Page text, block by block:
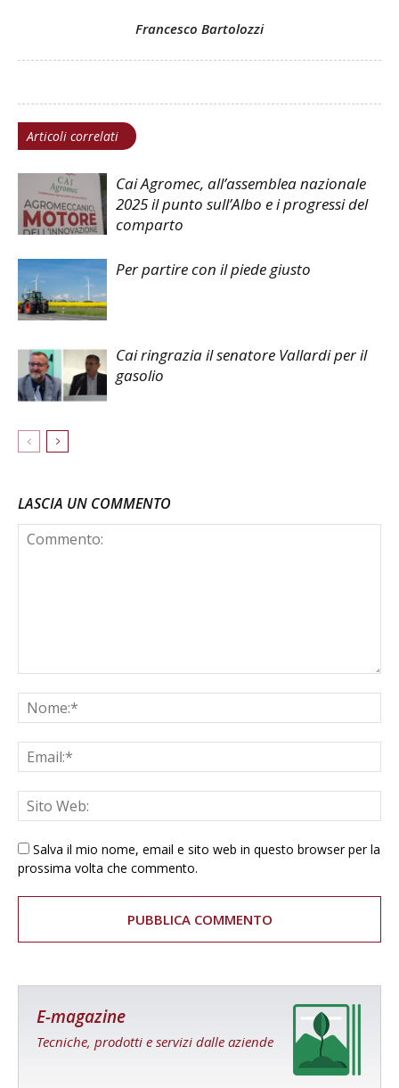
Francesco Bartolozzi
Articoli correlati
Cai Agromec, all’assemblea nazionale
2025 il punto sull’Albo e i progressi del
comparto
Per partire con il piede giusto
Cai ringrazia il senatore Vallardi per il
gasolio
LASCIA UN COMMENTO
Salva il mio nome, email e sito web in questo browser per la
prossima volta che commento.
E-magazine
Tecniche, prodotti e servizi dalle aziende